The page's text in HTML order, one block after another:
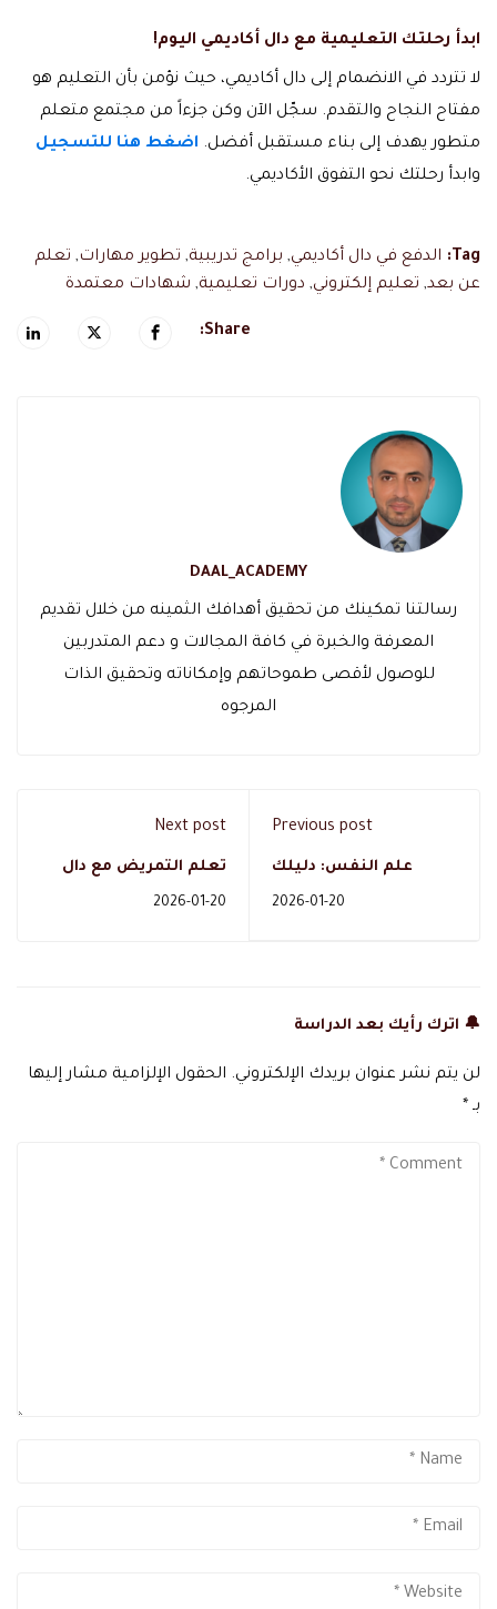
ابدأ رحلتك التعليمية مع دال أكاديمي اليوم!
لا تتردد في الانضمام إلى دال أكاديمي، حيث نؤمن بأن التعليم هو
مفتاح النجاح والتقدم. سجّل الآن وكن جزءاً من مجتمع متعلم
متطور يهدف إلى بناء مستقبل أفضل. اضغط هنا للتسجيل
وابدأ رحلتك نحو التفوق الأكاديمي.
Tag: الدفع في دال أكاديمي, برامج تدريبية, تطوير مهارات, تعلم
عن بعد, تعليم إلكتروني, دورات تعليمية, شهادات معتمدة
Share:
DAAL_ACADEMY
رسالتنا تمكينك من تحقيق أهدافك الثمينه من خلال تقديم
المعرفة والخبرة في كافة المجالات و دعم المتدربين
للوصول لأقصى طموحاتهم وإمكاناته وتحقيق الذات
المرجوه
Previous post
علم النفس: دليلك
2026-01-20
Next post
تعلم التمريض مع دال
2026-01-20
🔔 اترك رأيك بعد الدراسة
لن يتم نشر عنوان بريدك الإلكتروني. الحقول الإلزامية مشار إليها
بـ *